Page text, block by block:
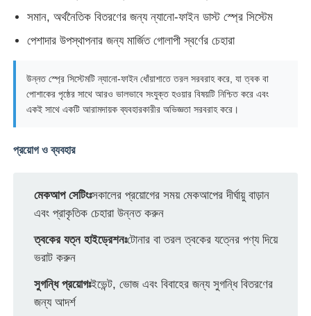
বাড়ি
পণ্য
আমাদের সম্পর্কে
সমান, অর্থনৈতিক বিতরণের জন্য ন্যানো-ফাইন ডাস্ট স্প্রে সিস্টেম
পেশাদার উপস্থাপনার জন্য মার্জিত গোলাপী স্বর্ণের চেহারা
উন্নত স্প্রে সিস্টেমটি ন্যানো-ফাইন ধোঁয়াশাতে তরল সরবরাহ করে, যা ত্বক বা
পোশাকের পৃষ্ঠের সাথে আরও ভালভাবে সংযুক্ত হওয়ার বিষয়টি নিশ্চিত করে এবং
একই সাথে একটি আরামদায়ক ব্যবহারকারীর অভিজ্ঞতা সরবরাহ করে।
প্রয়োগ ও ব্যবহার
মেকআপ সেটিংঃসকালের প্রয়োগের সময় মেকআপের দীর্ঘায়ু বাড়ান
এবং প্রাকৃতিক চেহারা উন্নত করুন
ত্বকের যত্ন হাইড্রেশনঃটোনার বা তরল ত্বকের যত্নের পণ্য দিয়ে
ভরাট করুন
সুগন্ধি প্রয়োগঃইভেন্ট, ভোজ এবং বিবাহের জন্য সুগন্ধি বিতরণের
জন্য আদর্শ